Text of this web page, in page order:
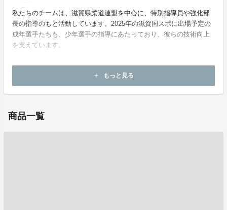
私たちのチームは、滋賀県柔道連盟を中心に、特別指導員や強化部
長の指導のもと活動しています。2025年の滋賀国スポに出場予定の
成年選手たちも、少年選手の指導にあたっており、彼らの技術向上
を支えています。
add もっと見る
商品一覧